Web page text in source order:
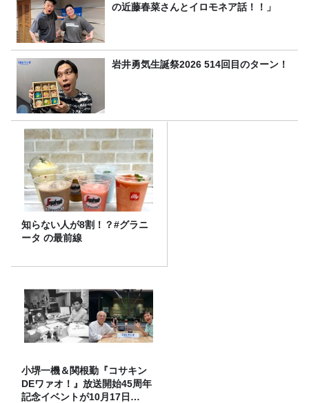
の近藤春菜さんとイロモネア話！！」
岩井勇気生誕祭2026 514回目のターン！
知らない人が8割！？#グラニ
ータ の最前線
小堺一機＆関根勤『コサキン
DEワァオ！』放送開始45周年
記念イベントが10月17日